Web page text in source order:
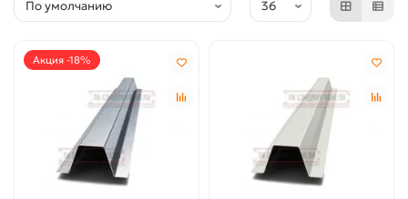
3030 (2)
Акция -18%